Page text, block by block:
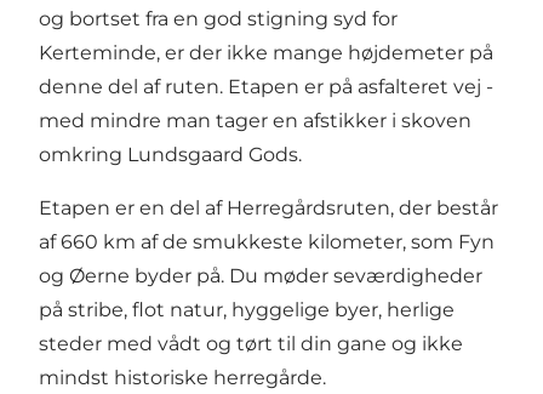
og bortset fra en god stigning syd for
Kerteminde, er der ikke mange højdemeter på
denne del af ruten. Etapen er på asfalteret vej -
med mindre man tager en afstikker i skoven
omkring Lundsgaard Gods.
Etapen er en del af Herregårdsruten, der består
af 660 km af de smukkeste kilometer, som Fyn
og Øerne byder på. Du møder seværdigheder
på stribe, flot natur, hyggelige byer, herlige
steder med vådt og tørt til din gane og ikke
mindst historiske herregårde.